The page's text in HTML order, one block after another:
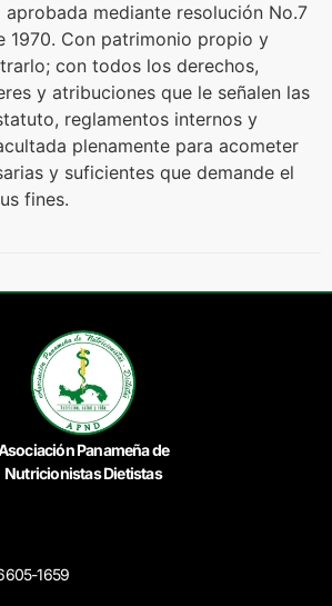
mediante resolución No.7
1970. Con patrimonio propio y
con todos los derechos,
y atribuciones que le señalen las
reglamentos internos y
plenamente para acometer
y suficientes que demande el
fines.
Panameña de
Nutricionistas Dietistas
1659